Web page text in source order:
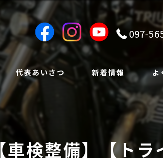
097-
代表あいさつ 新着情報 よ
【車検整備】【トラ